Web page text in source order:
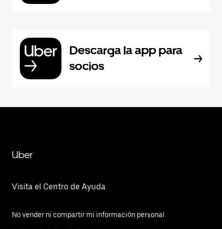
Descarga la app para
socios
Uber
Visita el Centro de Ayuda
No vender ni compartir mi información personal